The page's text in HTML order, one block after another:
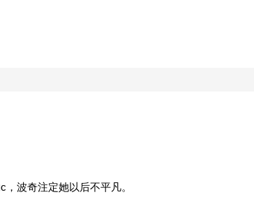
波奇注定她以后不平凡。